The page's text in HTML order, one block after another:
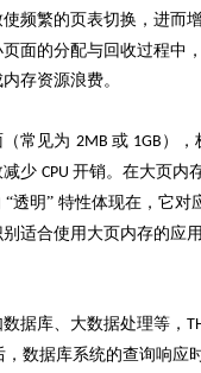
频繁的页表切换，进而
面的分配与回收过程
存资源浪费。
常见为 2MB 或 1GB ），
减少 CPU 开销。在大页内
“透明” 特性体现在，它
适合使用大页内存的
据库、大数据处理等，
，数据库系统的查询响应
770PF-150纯树脂细粉